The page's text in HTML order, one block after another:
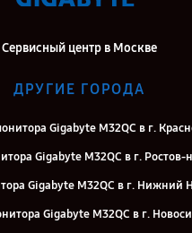
Сервисный центр в Москве
ДРУГИЕ ГОРОДА
Gigabyte M32QC в г.
Gigabyte M32QC в г. Ростов-
Gigabyte M32QC в г. Нижний
Gigabyte M32QC в г.